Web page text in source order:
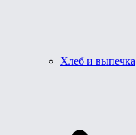
Хлеб и выпечка